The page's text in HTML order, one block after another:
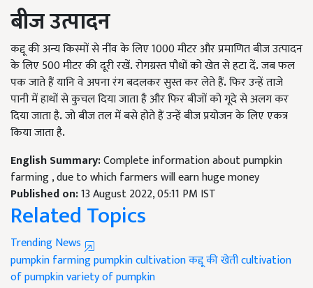
बीज उत्पादन
कद्दू की अन्य किस्मों से नींव के लिए 1000 मीटर और प्रमाणित बीज उत्पादन
के लिए 500 मीटर की दूरी रखें.रोगग्रस्त पौधों को खेत से हटा दें.जब फल
पक जाते हैं यानि वे अपना रंग बदलकर सुस्त कर लेते हैं.फिर उन्हें ताजे
पानी में हाथों से कुचल दिया जाता है और फिर बीजों को गूदे से अलग कर
दिया जाता है.जो बीज तल में बसे होते हैं उन्हें बीज प्रयोजन के लिए एकत्र
किया जाता है.
English Summary:Complete information about pumpkin
farming , due to which farmers will earn huge money
Published on:13 August 2022, 05:11 PM IST
Related Topics
Trending News
pumpkin farmingpumpkin cultivationकद्दू की खेतीcultivation
of pumpkinvariety of pumpkin